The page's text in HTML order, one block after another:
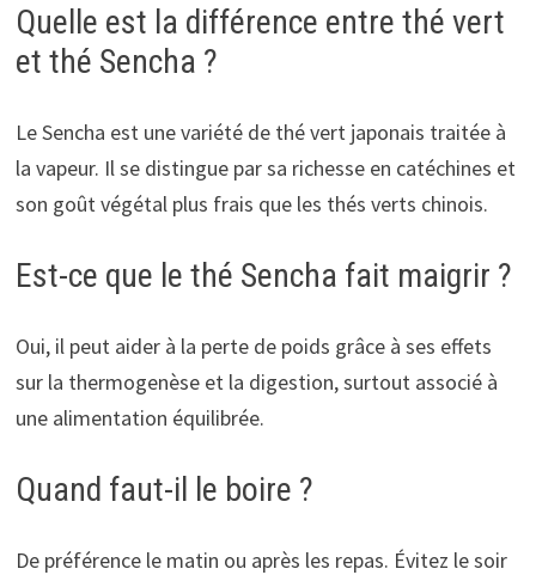
Quelle est la différence entre thé vert
et thé Sencha ?
Le Sencha est une variété de thé vert japonais traitée à
la vapeur. Il se distingue par sa richesse en catéchines et
son goût végétal plus frais que les thés verts chinois.
Est-ce que le thé Sencha fait maigrir ?
Oui, il peut aider à la perte de poids grâce à ses effets
sur la thermogenèse et la digestion, surtout associé à
une alimentation équilibrée.
Quand faut-il le boire ?
De préférence le matin ou après les repas. Évitez le soir